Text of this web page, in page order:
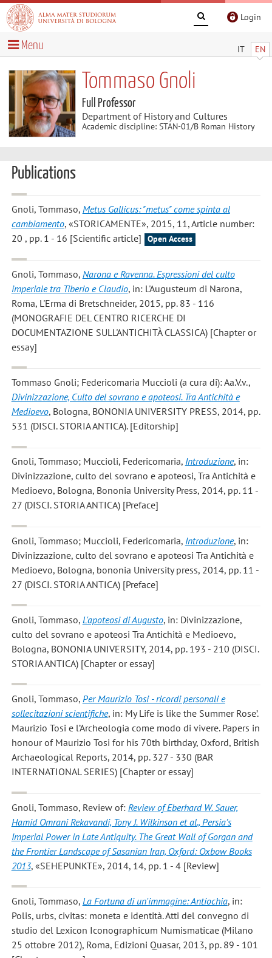
Login
IT EN
Menu
Tommaso Gnoli
Full Professor
Department of History and Cultures
Academic discipline: STAN-01/B Roman History
Publications
Gnoli, Tommaso, Metus Gallicus: "metus" come spinta al
cambiamento, «STORICAMENTE», 2015, 11, Article number:
20 , pp. 1 - 16 [Scientific article]
Open Access
Gnoli, Tommaso, Narona e Ravenna. Espressioni del culto
imperiale tra Tiberio e Claudio, in: L'Augusteum di Narona,
Roma, L'Erma di Bretschneider, 2015, pp. 83 - 116
(MONOGRAFIE DEL CENTRO RICERCHE DI
DOCUMENTAZIONE SULL'ANTICHITÀ CLASSICA) [Chapter or
essay]
Tommaso Gnoli; Federicomaria Muccioli (a cura di): Aa.V.v.,
Divinizzazione, Culto del sovrano e apoteosi. Tra Antichità e
Medioevo, Bologna, BONONIA UNIVERSITY PRESS, 2014, pp.
531 (DISCI. STORIA ANTICA). [Editorship]
Gnoli, Tommaso; Muccioli, Federicomaria, Introduzione, in:
Divinizzazione, culto del sovrano e apoteosi, Tra Antichità e
Medioevo, Bologna, Bononia University Press, 2014, pp. 11 -
27 (DISCI. STORIA ANTICA) [Preface]
Gnoli, Tommaso; Muccioli, Federicomaria, Introduzione, in:
Divinizzazione, culto del sovrano e apoteosi Tra Antichità e
Medioevo, Bologna, bononia University press, 2014, pp. 11 -
27 (DISCI. STORIA ANTICA) [Preface]
Gnoli, Tommaso, L'apoteosi di Augusto, in: Divinizzazione,
culto del sovrano e apoteosi Tra Antichità e Medioevo,
Bologna, BONONIA UNIVERSITY, 2014, pp. 193 - 210 (DISCI.
STORIA ANTICA) [Chapter or essay]
Gnoli, Tommaso, Per Maurizio Tosi - ricordi personali e
sollecitazioni scientifiche, in: My Life is like the Summer Rose’.
Maurizio Tosi e l’Archeologia come modo di vivere. Papers in
honour of Maurizio Tosi for his 70th birthday, Oxford, British
Archaeological Reports, 2014, pp. 327 - 330 (BAR
INTERNATIONAL SERIES) [Chapter or essay]
Gnoli, Tommaso, Review of: Review of Eberhard W. Sauer,
Hamid Omrani Rekavandi, Tony J. Wilkinson et al., Persia’s
Imperial Power in Late Antiquity. The Great Wall of Gorgan and
the Frontier Landscape of Sasanian Iran, Oxford: Oxbow Books
2013, «SEHEPUNKTE», 2014, 14, pp. 1 - 4 [Review]
Gnoli, Tommaso, La Fortuna di un'immagine: Antiochia, in:
Polis, urbs, civitas: moneta e identità. Atti del convegno di
studio del Lexicon Iconographicum Numismaticae (Milano
25 ottobre 2012), Roma, Edizioni Quasar, 2013, pp. 89 - 101